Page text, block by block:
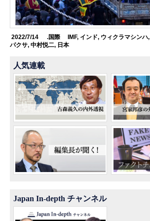
2022/7/14 .国際 IMF, インド, ウィクラマシンハ,
パクサ,中村悦二, 日本
人気連載
Japan In-depth チャンネル